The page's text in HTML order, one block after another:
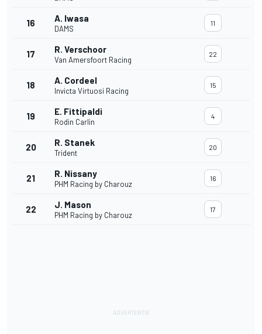
16 A. Iwasa
DAMS
11
17 R. Verschoor
Van Amersfoort Racing
22
18 A. Cordeel
Invicta Virtuosi Racing
15
19 E. Fittipaldi
Rodin Carlin
4
20 R. Stanek
Trident
20
21 R. Nissany
PHM Racing by Charouz
16
22 J. Mason
PHM Racing by Charouz
17